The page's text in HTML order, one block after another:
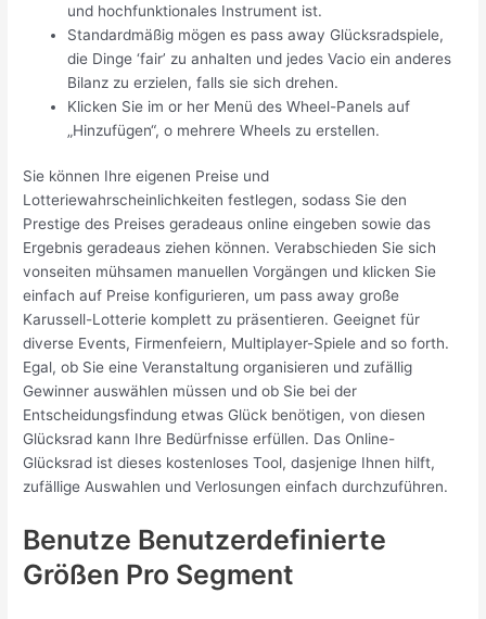
und hochfunktionales Instrument ist.
Standardmäßig mögen es pass away Glücksradspiele,
die Dinge ‘fair’ zu anhalten und jedes Vacio ein anderes
Bilanz zu erzielen, falls sie sich drehen.
Klicken Sie im or her Menü des Wheel-Panels auf
„Hinzufügen“, o mehrere Wheels zu erstellen.
Sie können Ihre eigenen Preise und
Lotteriewahrscheinlichkeiten festlegen, sodass Sie den
Prestige des Preises geradeaus online eingeben sowie das
Ergebnis geradeaus ziehen können. Verabschieden Sie sich
vonseiten mühsamen manuellen Vorgängen und klicken Sie
einfach auf Preise konfigurieren, um pass away große
Karussell-Lotterie komplett zu präsentieren. Geeignet für
diverse Events, Firmenfeiern, Multiplayer-Spiele and so forth.
Egal, ob Sie eine Veranstaltung organisieren und zufällig
Gewinner auswählen müssen und ob Sie bei der
Entscheidungsfindung etwas Glück benötigen, von diesen
Glücksrad kann Ihre Bedürfnisse erfüllen. Das Online-
Glücksrad ist dieses kostenloses Tool, dasjenige Ihnen hilft,
zufällige Auswahlen und Verlosungen einfach durchzuführen.
Benutze Benutzerdefinierte
Größen Pro Segment